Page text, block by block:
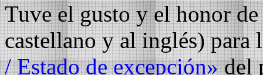
Tuve el gusto y el honor
castellano y al inglés)
/ Estado de excepción»del